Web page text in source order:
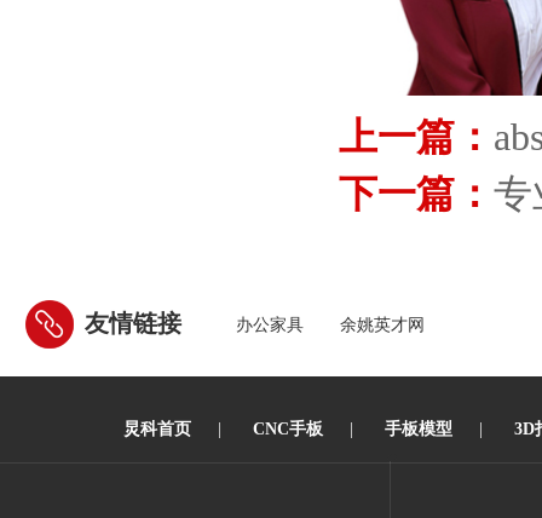
上一篇：
下一篇：
友情链接 办公家具 余姚英才网
炅科首页 CNC手板 手板模型 3D